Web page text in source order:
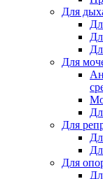
Для
Для
Для
Для